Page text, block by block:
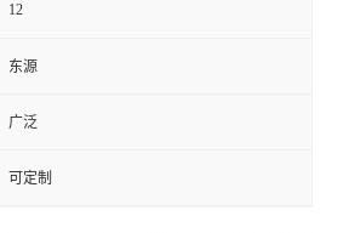
12
东源
广泛
可定制